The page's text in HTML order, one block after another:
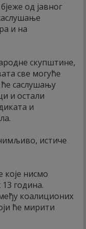
од јавног
и на
скупштине,
све могуће
саслушању
и остали
и
истиче
нисмо
година.
коалиционих
ће мирити